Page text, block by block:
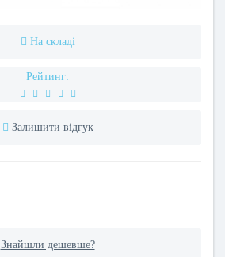
На складі
Рейтинг:
Залишити відгук
Знайшли дешевше?